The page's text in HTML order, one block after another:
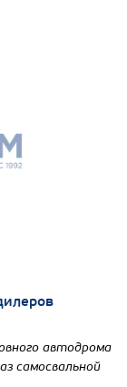
автодрома
самосвальной